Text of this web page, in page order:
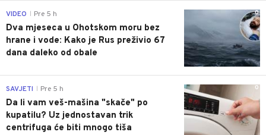
0
VIDEO Pre 5 h
Dva mjeseca u Ohotskom moru bez
hrane i vode: Kako je Rus preživio 67
dana daleko od obale
0
SAVJETI Pre 5 h
Da li vam veš-mašina "skače" po
kupatilu? Uz jednostavan trik
centrifuga će biti mnogo tiša